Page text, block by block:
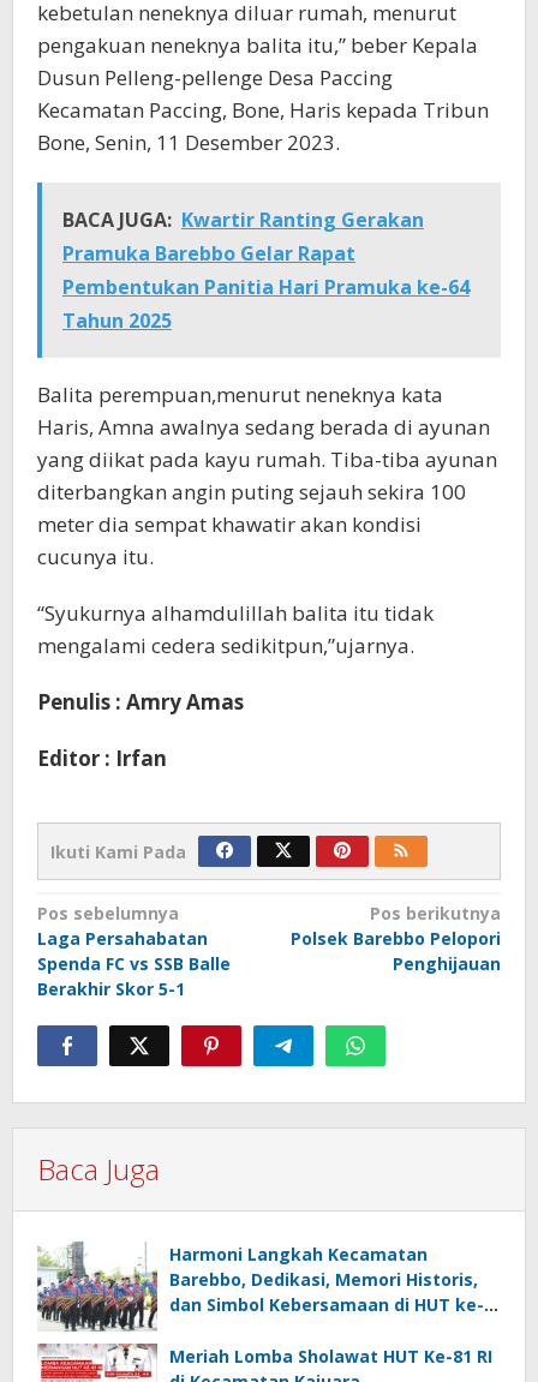
kebetulan neneknya diluar rumah, menurut
pengakuan neneknya balita itu,” beber Kepala
Dusun Pelleng-pellenge Desa Paccing
Kecamatan Paccing, Bone, Haris kepada Tribun
Bone, Senin, 11 Desember 2023.
BACA JUGA: Kwartir Ranting Gerakan
Pramuka Barebbo Gelar Rapat
Pembentukan Panitia Hari Pramuka ke-64
Tahun 2025
Balita perempuan,menurut neneknya kata
Haris, Amna awalnya sedang berada di ayunan
yang diikat pada kayu rumah. Tiba-tiba ayunan
diterbangkan angin puting sejauh sekira 100
meter dia sempat khawatir akan kondisi
cucunya itu.
“Syukurnya alhamdulillah balita itu tidak
mengalami cedera sedikitpun,”ujarnya.
Penulis : Amry Amas
Editor : Irfan
Ikuti Kami Pada
Navigasi
pos
Pos sebelumnya
Laga Persahabatan
Spenda FC vs SSB Balle
Berakhir Skor 5-1
Pos berikutnya
Polsek Barebbo Pelopori
Penghijauan
Baca Juga
Harmoni Langkah Kecamatan
Barebbo, Dedikasi, Memori Historis,
dan Simbol Kebersamaan di HUT ke-
Meriah Lomba Sholawat HUT Ke-81 RI